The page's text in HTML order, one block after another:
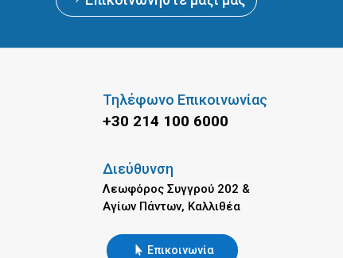
Τηλέφωνο Επικοινωνίας
+30 214 100 6000
Διεύθυνση
Λεωφόρος Συγγρού 202 &
Αγίων Πάντων, Καλλιθέα
Επικοινωνία